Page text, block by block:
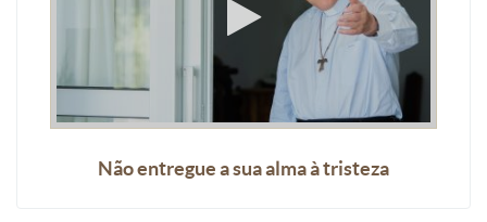
Não entregue a sua alma à tristeza